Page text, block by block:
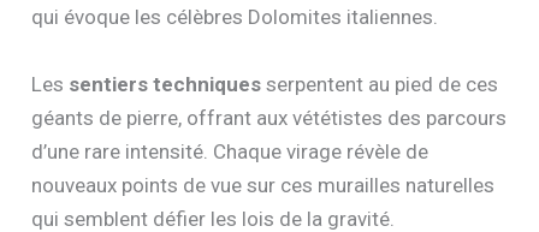
qui évoque les célèbres Dolomites italiennes.
Les sentiers techniques serpentent au pied de ces
géants de pierre, offrant aux vététistes des parcours
d’une rare intensité. Chaque virage révèle de
nouveaux points de vue sur ces murailles naturelles
qui semblent défier les lois de la gravité.